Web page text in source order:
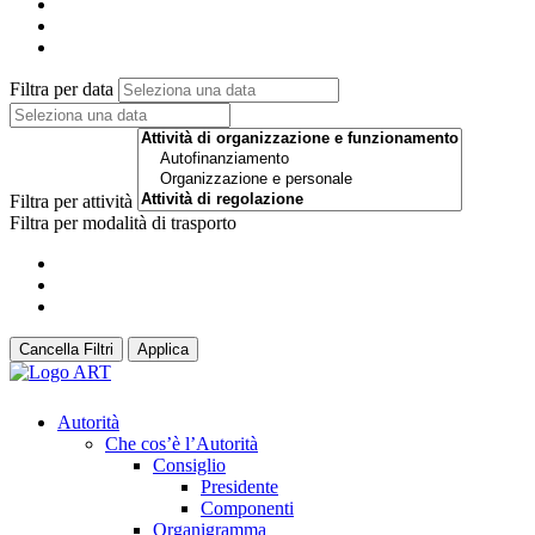
Filtra per data
Filtra per attività
Filtra per modalità di trasporto
Cancella Filtri Applica
Autorità
Che cos’è l’Autorità
Consiglio
Presidente
Componenti
Organigramma